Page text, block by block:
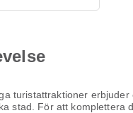
turistattraktioner
stad. För att komplettera